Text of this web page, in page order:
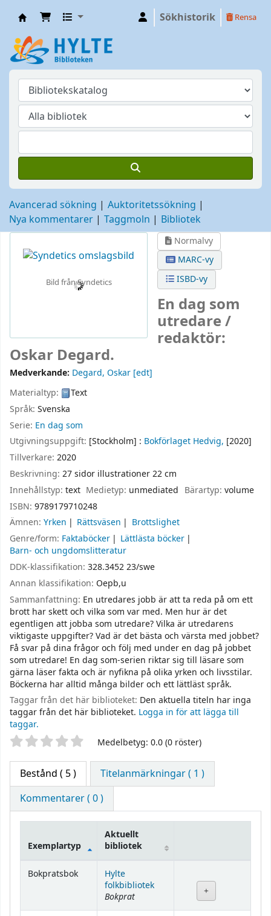
Sökhistorik Rensa
Avancerad sökning
Auktoritetssökning
Nya kommentarer
Taggmoln Bibliotek
Bild från Syndetics
Normalvy
MARC-vy
ISBD-vy
En dag som
utredare /
redaktör:
Oskar Degard.
Medverkande: Degard, Oskar [edt]
Materialtyp:
Text
Språk: Svenska
Serie: En dag som
Utgivningsuppgift: [Stockholm] : Bokförlaget Hedvig, [2020]
Tillverkare: 2020
Beskrivning: 27 sidor illustrationer 22 cm
Innehållstyp: text Medietyp: unmediated Bärartyp: volume
ISBN: 9789179710248
Ämnen: Yrken Rättsväsen
Brottslighet
Genre/form: Faktaböcker
Lättlästa böcker
Barn- och ungdomslitteratur
DDK-klassifikation: 328.3452 23/swe
Annan klassifikation: Oepb,u
Sammanfattning: En utredares jobb är att ta reda på om ett
brott har skett och vilka som var med. Men hur är det
egentligen att jobba som utredare? Vilka är utredarens
viktigaste uppgifter? Vad är det bästa och värsta med jobbet?
Få svar på dina frågor och följ med under en dag på jobbet
som utredare! En dag som-serien riktar sig till läsare som
gärna läser fakta och är nyfikna på olika yrken och livsstilar.
Böckerna har alltid många bilder och ett lättläst språk.
Taggar från det här biblioteket: Den aktuella titeln har inga
taggar från det här biblioteket. Logga in för att lägga till
taggar.
Betyg Medelbetyg: 0.0 (0 röster)
Bestånd ( 5 )
Titelanmärkningar ( 1 )
Kommentarer ( 0 )
Bestånd
Exemplartyp
Aktuellt
bibliotek
Bokpratsbok
Hylte
folkbibliotek
Bokprat